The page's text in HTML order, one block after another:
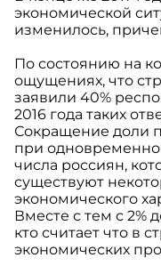
экономической
изменилось,
По состоянию на
ощущениях, что
заявили 40%
2016 года таких
Сокращение доли
при
числа россиян,
существуют
экономического
Вместе с тем с 2%
кто считает что в
экономических